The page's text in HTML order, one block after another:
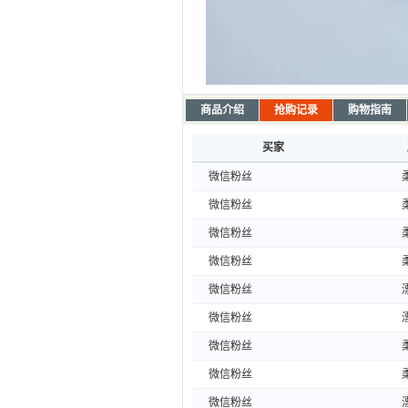
商品介绍 抢购记录 购物指南
买家
微信粉丝
微信粉丝
微信粉丝
微信粉丝
微信粉丝
微信粉丝
微信粉丝
微信粉丝
微信粉丝